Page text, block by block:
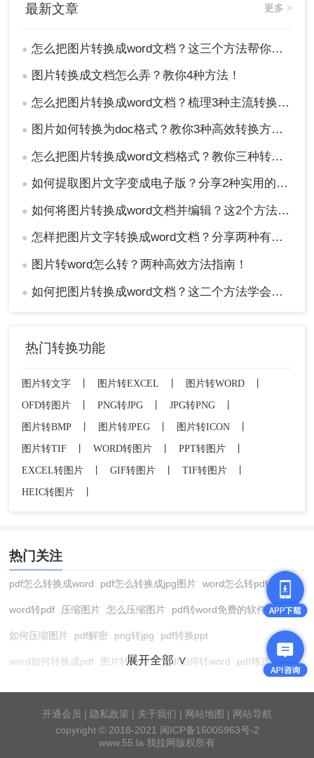
最新文章 更多 >
● 怎么把图片转换成word文档？这三个方法帮你轻松解决！
● 图片转换成文档怎么弄？教你4种方法！
● 怎么把图片转换成word文档？梳理3种主流转换方法！
● 图片如何转换为doc格式？教你3种高效转换方法！
● 怎么把图片转换成word文档格式？教你三种转换方法！
● 如何提取图片文字变成电子版？分享2种实用的方法！
● 如何将图片转换成word文档并编辑？这2个方法了解一下！
● 怎样把图片文字转换成word文档？分享两种有效的方法！
● 图片转word怎么转？两种高效方法指南！
● 如何把图片转换成word文档？这二个方法学会省时省力！
热门转换功能
图片转文字 图片转EXCEL 图片转WORD
OFD转图片
PNG转JPG JPG转PNG
图片转BMP
图片转JPEG 图片转ICON
图片转TIF
WORD转图片 PPT转图片
EXCEL转图片
GIF转图片 TIF转图片
HEIC转图片
热门关注
pdf怎么转换成word pdf怎么转换成jpg图片 word怎么转pdf
word转pdf 压缩图片 怎么压缩图片 pdf转word免费的软件
如何压缩图片 pdf解密 png转jpg pdf转换ppt
word如何转换成pdf 图片转换格式 pdf如何转word pdf格式转换
pdf转cad 图片压缩软件 jpg转换成pdf 在线word转pdf
pdf转word工具 pdf压缩 pdf转word pdf转ppt cad版本转换器
展开全部 ∨
开通会员 | 隐私政策 | 关于我们 | 网站地图 | 网站导航
copyright © 2018-2021 闽ICP备16005963号-2
www.55.la 我拉网版权所有